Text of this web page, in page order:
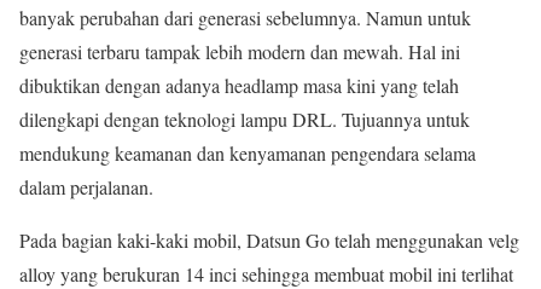
banyak perubahan dari generasi sebelumnya. Namun untuk
generasi terbaru tampak lebih modern dan mewah. Hal ini
dibuktikan dengan adanya headlamp masa kini yang telah
dilengkapi dengan teknologi lampu DRL. Tujuannya untuk
mendukung keamanan dan kenyamanan pengendara selama
dalam perjalanan.
Pada bagian kaki-kaki mobil, Datsun Go telah menggunakan velg
alloy yang berukuran 14 inci sehingga membuat mobil ini terlihat